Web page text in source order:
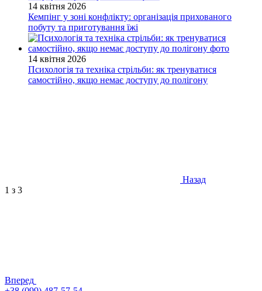
14 квітня 2026
Кемпінг у зоні конфлікту: організація прихованого
побуту та приготування їжі
14 квітня 2026
Психологія та техніка стрільби: як тренуватися
самостійно, якщо немає доступу до полігону
Назад
1 з 3
Вперед